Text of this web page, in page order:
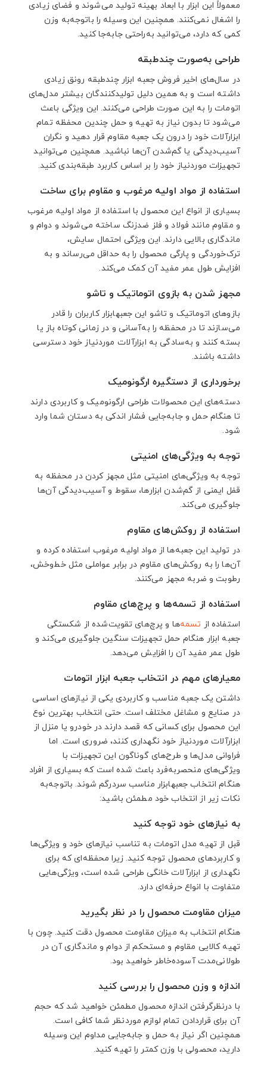
معمولاً این ابزار با ابعاد بهینه تولید می‌شوند و فضای زیادی
را اشغال نمی‌کنند. همچنین این وسیله را باتوجه‌به وزن
کمی که دارد، می‌توانید به‌راحتی جابه‌جا کنید.
طراحی به‌صورت چندطبقه
در سال‌های اخیر فروش جعبه ابزار چندطبقه رونق زیادی
داشته است و به همین دلیل تولیدکنندگان بیشتر مدل‌های
اتومات را به این صورت طراحی می‌کنند. این ویژگی باعث
می‌شود تا بدون نیاز به تهیه و حمل چندین محفظه تمام
ابزارآلات خود را درون یک جعبه مقاوم قرار دهید و نگران
آسیب‌دیدگی یا گم‌شدن آن‌ها نباشید. همچنین می‌توانید
تجهیزات موردنیاز خود را بر اساس کاربرد طبقه‌بندی کنید.
استفاده از مواد اولیه مرغوب و مقاوم برای ساخت
بسیاری از انواع این محصول با استفاده از مواد اولیه مرغوب
و مقاوم مانند فولاد و فلز ضدزنگ ساخته می‌شوند و دوام و
ماندگاری بالایی دارند. این ویژگی احتمال سایش،
ترک‌خوردگی و پارگی محصول را به حداقل می‌رساند و به
افزایش طول عمر مفید آن کمک می‌کند.
مجهز شدن به بازوی اتوماتیک و تاشو
بازوهای اتوماتیک و تاشو این جعبهابزار کاربران را قادر
می‌سازند تا در محفظه را به‌آسانی و در زمانی کوتاه باز یا
بسته کنند و به‌سادگی به ابزارآلات موردنیاز خود دسترسی
داشته باشند.
برخورداری از دستگیره ارگونومیک
دسته‌های این محصولات طراحی ارگونومیک و کاربردی دارند
تا هنگام حمل و جابه‌جایی فشار اندکی به دستان شما وارد
شود.
توجه به ویژگی‌های امنیتی
توجه به ویژگی‌های امنیتی مثل مجهز کردن در محفظه به
قفل ایمنی از گم‌شدن ابزارها، سقوط و آسیب‌دیدگی آن‌ها
جلوگیری می‌کند.
استفاده از روکش‌های مقاوم
در تولید این جعبه‌ها از مواد اولیه مرغوب استفاده کرده و
آن‌ها را به روکش‌های مقاوم در برابر عواملی مثل خط‌وخش،
رطوبت و ضربه مجهز می‌کنند.
استفاده از تسمه‌ها و پرچ‌های مقاوم
استفاده از تسمه‌ها و پرچ‌های تقویت‌شده از شکستگی
جعبه ابزار هنگام حمل تجهیزات سنگین جلوگیری می‌کند و
طول عمر مفید آن را افزایش می‌دهد.
معیارهای مهم در انتخاب جعبه ابزار اتومات
داشتن یک جعبه مناسب و کاربردی یکی از نیازهای اساسی
در صنایع و مشاغل مختلف است. حتی انتخاب بهترین نوع
این محصول برای کسانی که قصد دارند در خودرو یا منزل از
ابزارآلات موردنیاز خود نگهداری کنند، ضروری است. اما
فراوانی مدل‌ها و طرح‌های گوناگون این تجهیزات با
ویژگی‌های منحصربه‌فرد باعث شده است که بسیاری از افراد
هنگام انتخاب جعبهابزار مناسب سردرگم شوند. باتوجه‌به
نکات زیر از انتخاب خود مطمئن باشید:
به نیازهای خود توجه کنید
قبل از تهیه مدل‌ اتومات به تناسب نیازهای خود و ویژگی‌ها
و کاربردهای محصول توجه کنید. زیرا محفظه‌ای که برای
نگهداری از ابزارآلات خانگی طراحی شده است، ویژگی‌هایی
متفاوت با انواع حرفه‌ای دارد.
میزان مقاومت محصول را در نظر بگیرید
هنگام انتخاب به میزان مقاومت محصول دقت کنید. چون با
تهیه کالایی مقاوم و مستحکم از دوام و ماندگاری آن در
طولانی‌مدت آسوده‌خاطر خواهید بود.
اندازه و وزن محصول را بررسی کنید
با درنظرگرفتن اندازه محصول مطمئن خواهید شد که حجم
آن برای قراردادن تمام لوازم موردنظر شما کافی است.
همچنین اگر نیاز به حمل و جابه‌جایی مداوم این وسیله
دارید، محصولی با وزن کمتر را تهیه کنید.